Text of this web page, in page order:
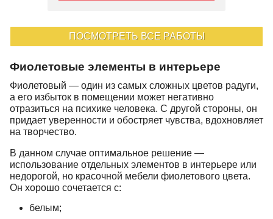
ПОСМОТРЕТЬ ВСЕ РАБОТЫ
Фиолетовые элементы в интерьере
Фиолетовый — один из самых сложных цветов радуги,
а его избыток в помещении может негативно
отразиться на психике человека. С другой стороны, он
придает уверенности и обостряет чувства, вдохновляет
на творчество.
В данном случае оптимальное решение —
использование отдельных элементов в интерьере или
недорогой, но красочной мебели фиолетового цвета.
Он хорошо сочетается с:
белым;